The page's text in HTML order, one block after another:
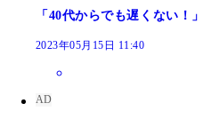
「40代からでも遅くない！
2023年05月15日 11:40